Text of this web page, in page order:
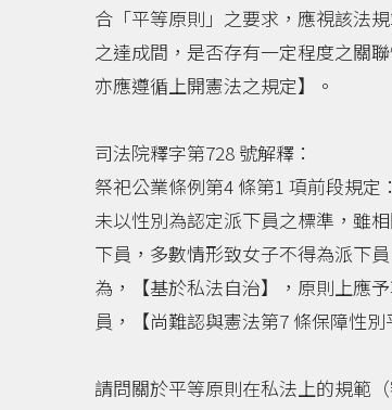
合「平等原則」之要求，應視該法
之達成間，是否存有一定程度之關
亦應遵循上開憲法之規定】。
司法院釋字第728 號解釋：
祭祀公業條例第4 條第1 項前段規
未以性別為認定派下員之標準，雖
下員，多數情形致女子不得為派下
為，【基於私法自治】，原則上應
員，【尚難認與憲法第7 條保障性
請問關於平等原則在私法上的規範